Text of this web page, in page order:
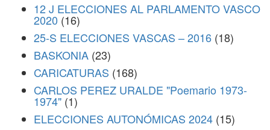
12 J ELECCIONES AL PARLAMENTO VASCO
2020 (16)
25-S ELECCIONES VASCAS – 2016 (18)
BASKONIA (23)
CARICATURAS (168)
CARLOS PEREZ URALDE "Poemario 1973-
1974" (1)
ELECCIONES AUTONÓMICAS 2024 (15)